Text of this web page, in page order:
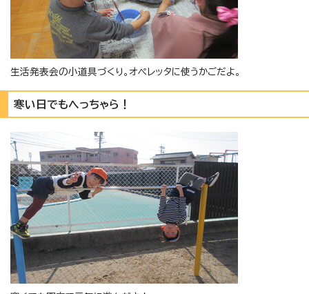
生活発表会の小道具づくり。オペレッタに使うかごだよ。
寒い日でもへっちゃら！